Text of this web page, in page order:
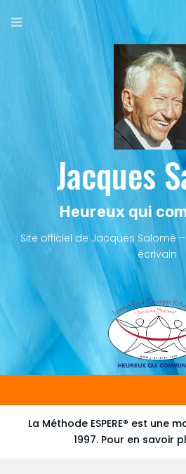
au
Jacques
Heureux qui
Site officiel de Jacques Salomé
écrivain
Main
navigation
La Méthode ESPERE® est une
1997. Pour en savoir